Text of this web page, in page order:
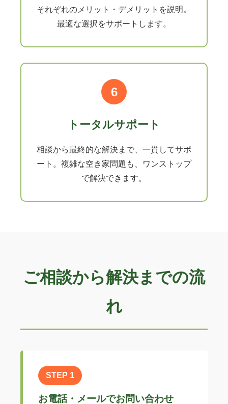
それぞれのメリット・デメリットを説明。
最適な選択をサポートします。
6
トータルサポート
相談から最終的な解決まで、一貫してサポ
ート。複雑な空き家問題も、ワンストップ
で解決できます。
ご相談から解決までの流
れ
STEP 1
お電話・メールでお問い合わせ